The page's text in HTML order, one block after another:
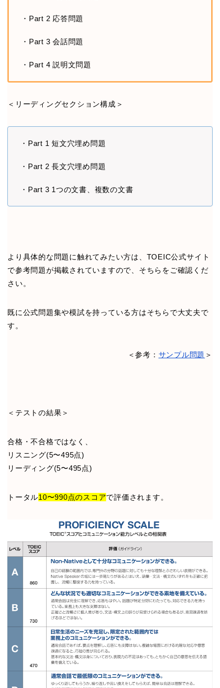
・Part 2 応答問題
・Part 3 会話問題
・Part 4 説明文問題
＜リーディングセクション構成＞
・Part 1 短文穴埋め問題
・Part 2 長文穴埋め問題
・Part 3 1つの文書、複数の文書
より具体的な問題に触れてみたい方は、TOEIC公式サイト
で参考問題が掲載されていますので、そちらをご確認くだ
さい。
既に公式問題集や模試を持っている方はそちらで大丈夫で
す。
＜参考： サンプル問題 ＞
＜テストの結果＞
合格・不合格ではなく、
リスニング(5〜495点)
リーディング(5〜495点)
トータル10〜990点のスコアで評価されます。